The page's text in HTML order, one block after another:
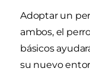
Adoptar un
ambos, el
básicos
su nuevo